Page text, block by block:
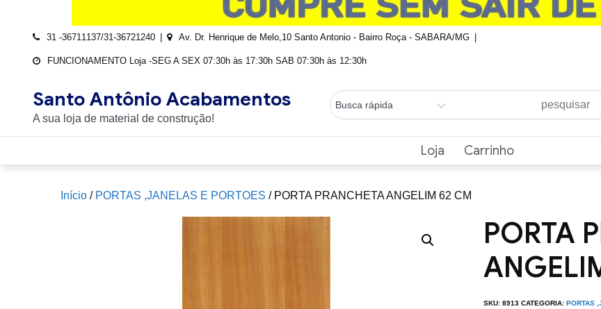
31 -36711137/31-36721240 Av. Dr. Henrique de Melo,10 Santo Antonio - Bairro Roça - SABARA/MG
FUNCIONAMENTO Loja -SEG A SEX 07:30h às 17:30h SAB 07:30h às 12:30h
Santo Antônio Acabamentos
A sua loja de material de construção!
Loja Carrinho
Início / PORTAS ,JANELAS E PORTOES / PORTA PRANCHETA ANGELIM 62 CM
PORTA
SKU:8913 CATEGORIA:PORTAS